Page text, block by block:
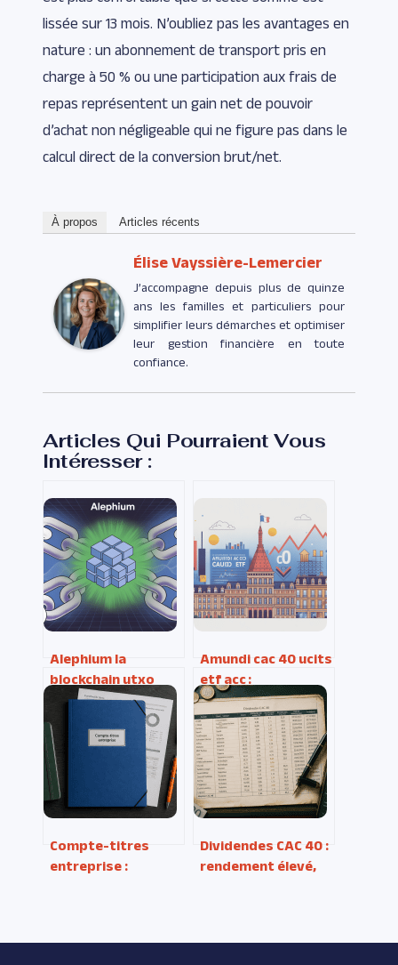
lissée sur 13 mois. N’oubliez pas les avantages en
nature : un abonnement de transport pris en
charge à 50 % ou une participation aux frais de
repas représentent un gain net de pouvoir
d’achat non négligeable qui ne figure pas dans le
calcul direct de la conversion brut/net.
À propos Articles récents
Élise Vayssière-Lemercier
J’accompagne depuis plus de quinze
ans les familles et particuliers pour
simplifier leurs démarches et optimiser
leur gestion financière en toute
confiance.
Articles Qui Pourraient Vous
Intéresser :
Alephium la
blockchain utxo
scalable qui mise
sur la simplicité
Amundi cac 40 ucits
etf acc :
fonctionnement,
frais, avis et
stratégie
Compte-titres
entreprise :
trésorerie sans
Dividendes CAC 40 :
rendement élevé,